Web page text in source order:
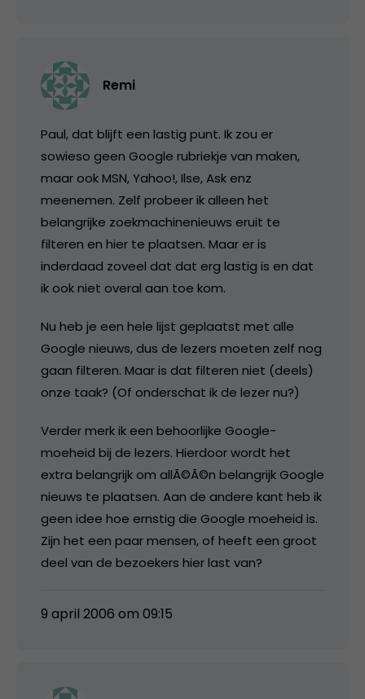
Remi
Paul, dat blijft een lastig punt. Ik zou er
sowieso geen Google rubriekje van maken,
maar ook MSN, Yahoo!, Ilse, Ask enz
meenemen. Zelf probeer ik alleen het
belangrijke zoekmachinenieuws eruit te
filteren en hier te plaatsen. Maar er is
inderdaad zoveel dat dat erg lastig is en dat
ik ook niet overal aan toe kom.
Nu heb je een hele lijst geplaatst met alle
Google nieuws, dus de lezers moeten zelf nog
gaan filteren. Maar is dat filteren niet (deels)
onze taak? (Of onderschat ik de lezer nu?)
Verder merk ik een behoorlijke Google-
moeheid bij de lezers. Hierdoor wordt het
extra belangrijk om allÃ©Ã©n belangrijk Google
nieuws te plaatsen. Aan de andere kant heb ik
geen idee hoe ernstig die Google moeheid is.
Zijn het een paar mensen, of heeft een groot
deel van de bezoekers hier last van?
9 april 2006 om 09:15